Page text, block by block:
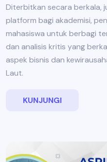
Diterbitkan secara berkala,
platform bagi akademisi,
mahasiswa untuk berbagi
dan analisis kritis yang
aspek bisnis dan
Laut.
KUNJUNGI